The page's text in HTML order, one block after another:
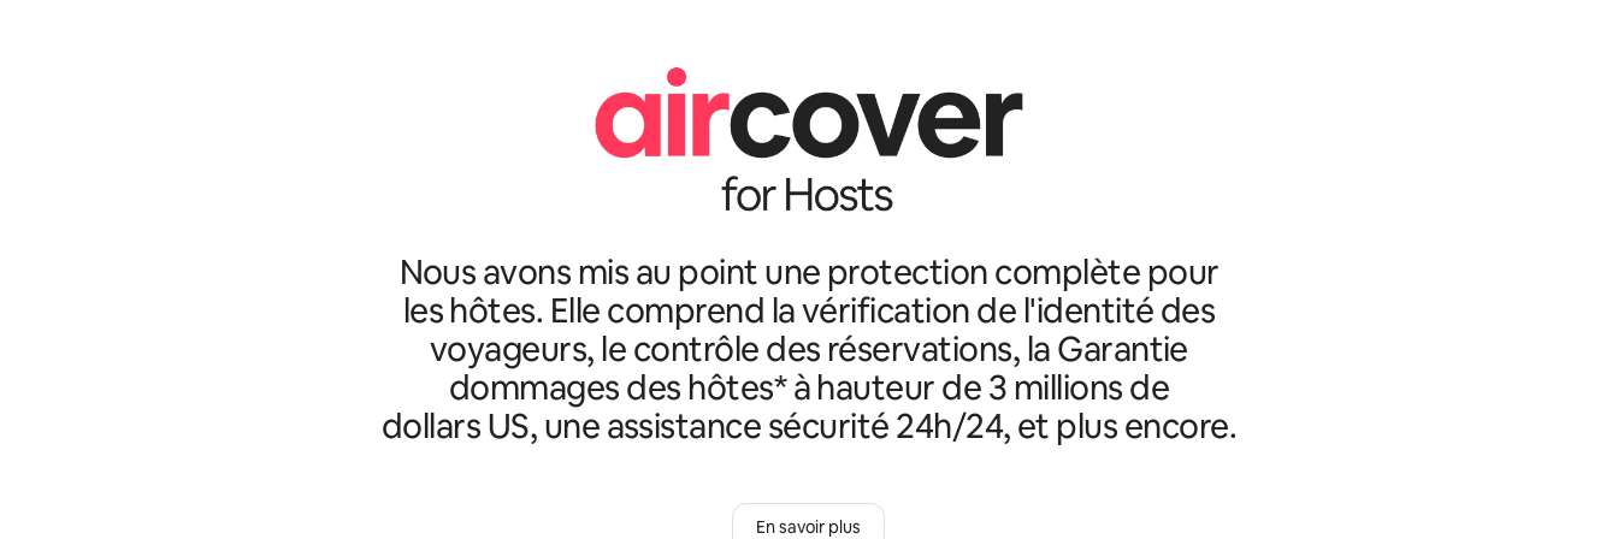
Nous avons mis au point une protection complète pour
les hôtes. Elle comprend la vérification de l'identité des
voyageurs, le contrôle des réservations, la Garantie
dommages des hôtes* à hauteur de 3 millions de
dollars US, une assistance sécurité 24h/24, et plus encore.
En savoir plus